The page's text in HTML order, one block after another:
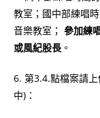
教室；國中部練唱
⾳樂教室； 參加練
或風紀股長 。
6. 第3.4.點檔案請
中)：